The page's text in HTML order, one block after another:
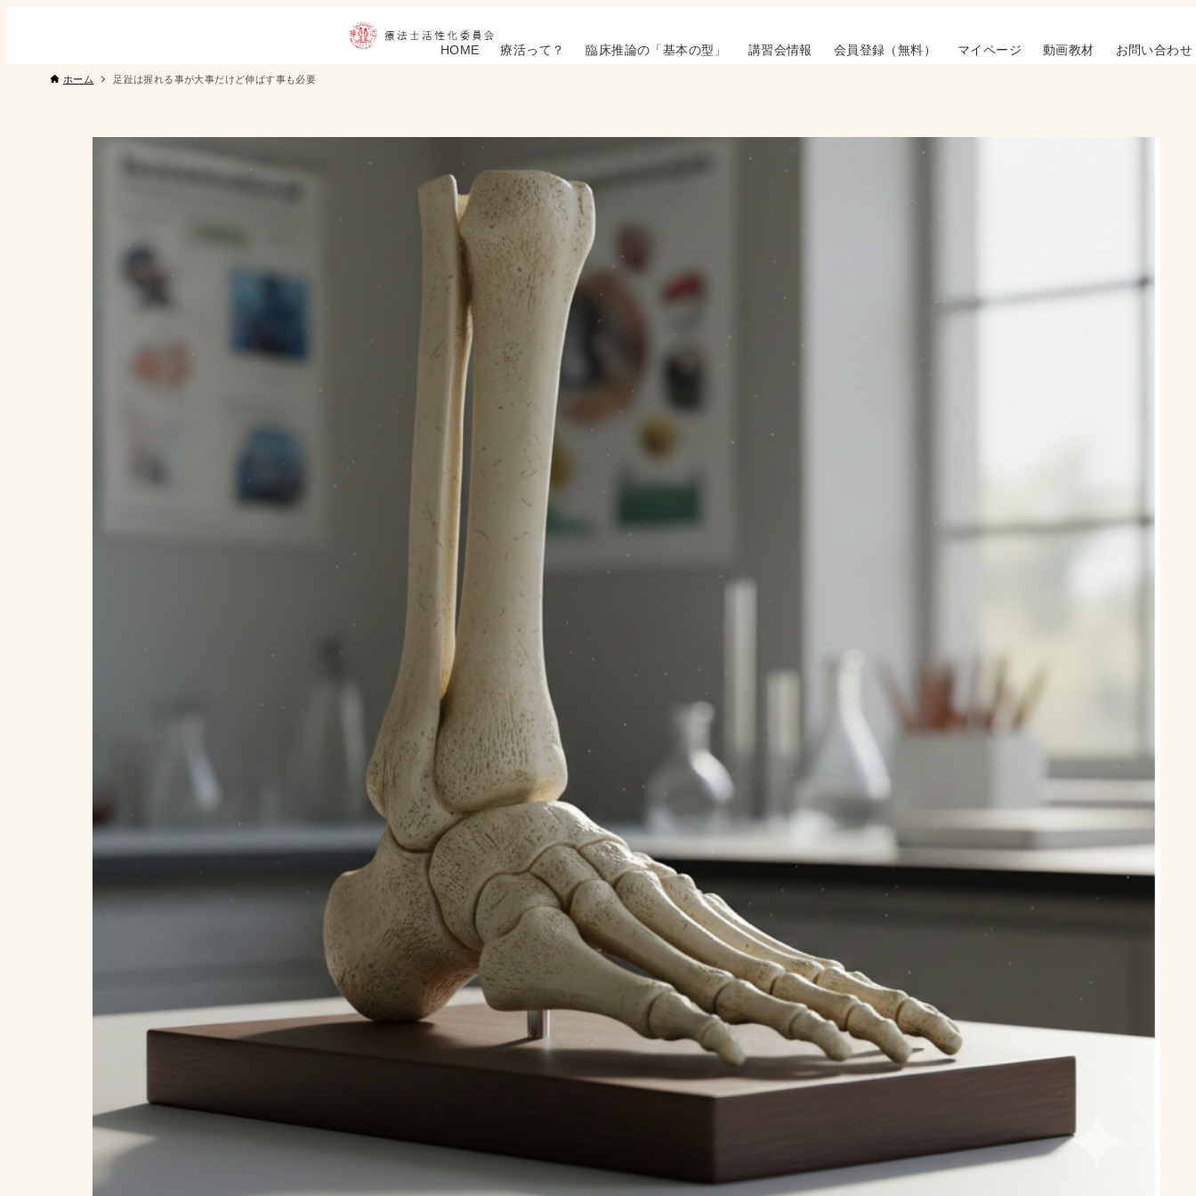
HOME 療活って？ 臨床推論の「基本の型」 講習会情報 会員登録（無料） マイページ 動画教材 お問い合わせ
ホーム 足趾は握れる事が大事だけど伸ばす事も必要